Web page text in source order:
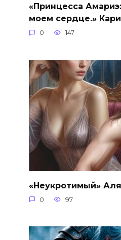
«Принцесса
моем сердце.»
0 147
«Неукротимый»
0 97